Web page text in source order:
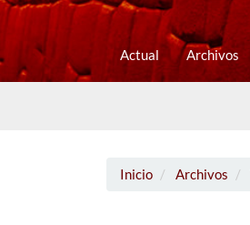
Actual Archivos
Inicio Archivos